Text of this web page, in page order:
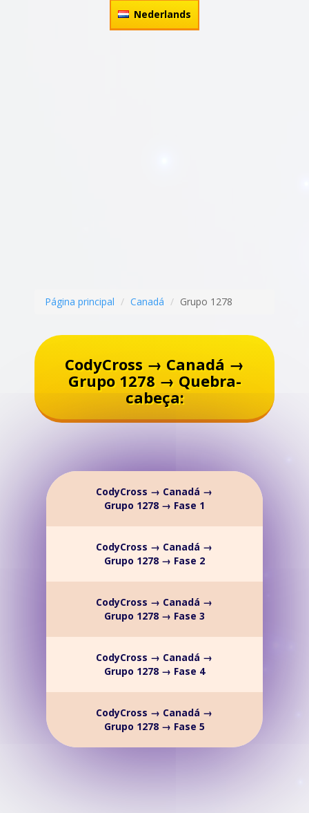
Nederlands
Página principal Canadá Grupo 1278
CodyCross → Canadá →
Grupo 1278 → Quebra-
cabeça:
CodyCross → Canadá →
Grupo 1278 → Fase 1
CodyCross → Canadá →
Grupo 1278 → Fase 2
CodyCross → Canadá →
Grupo 1278 → Fase 3
CodyCross → Canadá →
Grupo 1278 → Fase 4
CodyCross → Canadá →
Grupo 1278 → Fase 5